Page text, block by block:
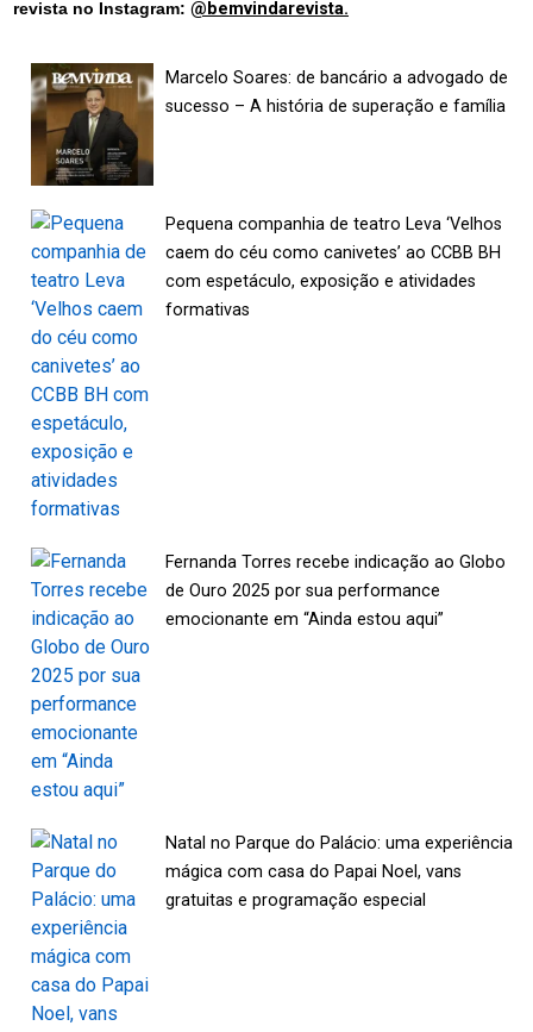
revista no Instagram: @bemvindarevista.
Marcelo Soares: de bancário a advogado de
sucesso – A história de superação e família
Pequena companhia de teatro Leva ‘Velhos
caem do céu como canivetes’ ao CCBB BH
com espetáculo, exposição e atividades
formativas
Fernanda Torres recebe indicação ao Globo
de Ouro 2025 por sua performance
emocionante em “Ainda estou aqui”
Natal no Parque do Palácio: uma experiência
mágica com casa do Papai Noel, vans
gratuitas e programação especial